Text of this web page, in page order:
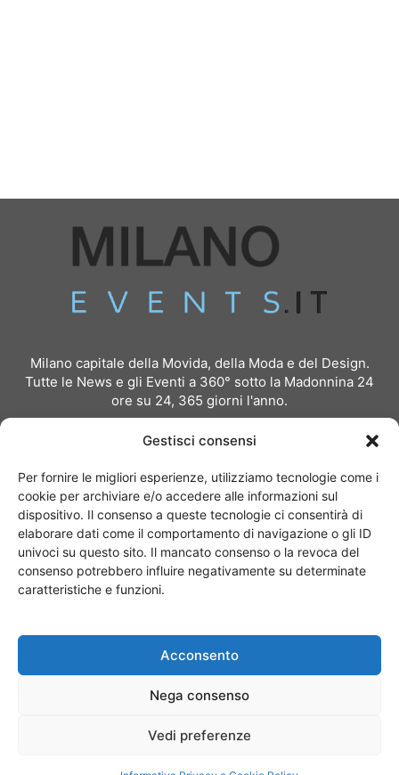
Gestisci consensi
Per fornire le migliori esperienze, utilizziamo tecnologie come i
cookie per archiviare e/o accedere alle informazioni sul
dispositivo. Il consenso a queste tecnologie ci consentirà di
elaborare dati come il comportamento di navigazione o gli ID
univoci su questo sito. Il mancato consenso o la revoca del
consenso potrebbero influire negativamente su determinate
caratteristiche e funzioni.
Acconsento
Nega consenso
Vedi preferenze
Milano capitale della Movida, della Moda e del Design.
Tutte le News e gli Eventi a 360° sotto la Madonnina 24
ore su 24, 365 giorni l'anno.
Per inviare comunicati stampa:redazione@milanoevents.it
Per richiedere pubblicità e partnership:
pubblicita@milanoevents.it
SEGUICI
Chi siamo I Nostri Clienti Contattaci Collabora con noi